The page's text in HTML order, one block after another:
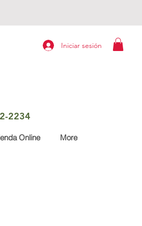
Iniciar sesión
2234
Online More